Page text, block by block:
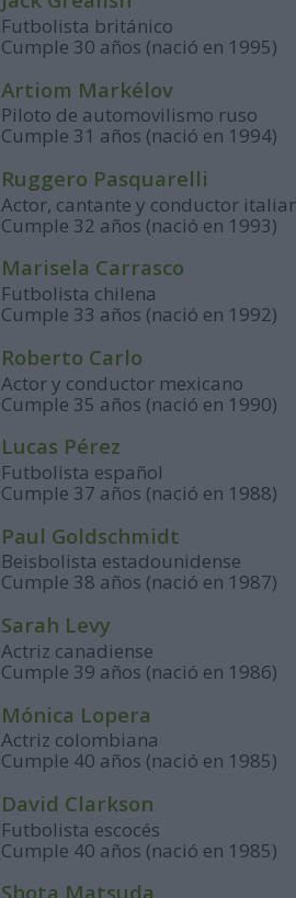
Futbolista británico
Cumple 30 años (nació en 1995)
Artiom Markélov
Piloto de automovilismo ruso
Cumple 31 años (nació en 1994)
Ruggero Pasquarelli
Actor, cantante y conductor
Cumple 32 años (nació en 1993)
Marisela Carrasco
Futbolista chilena
Cumple 33 años (nació en 1992)
Roberto Carlo
Actor y conductor mexicano
Cumple 35 años (nació en 1990)
Lucas Pérez
Futbolista español
Cumple 37 años (nació en 1988)
Paul Goldschmidt
Beisbolista estadounidense
Cumple 38 años (nació en 1987)
Sarah Levy
Actriz canadiense
Cumple 39 años (nació en 1986)
Mónica Lopera
Actriz colombiana
Cumple 40 años (nació en 1985)
David Clarkson
Futbolista escocés
Cumple 40 años (nació en 1985)
Shota Matsuda